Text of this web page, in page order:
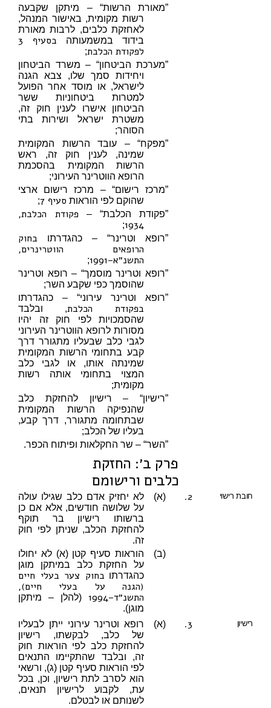
”מאורת הרשות“ – מיתקן שקבעה
רשות מקומית, באישור המנהל,
לאחזקת כלבים, לרבות מאורת
בידוד במשמעותה
בסעיף 3
לפקודת הכלבת;
”מערכת הביטחון“ – משרד הביטחון
ויחידות סמך שלו, צבא הגנה
לישראל, או מוסד אחר הפועל
למטרות ביטחוניות ששר
הביטחון אישרו לענין חוק זה,
משטרת ישראל ושירות בתי
הסוהר;
”מפקח“ – עובד הרשות המקומית
שמינה, לענין חוק זה, ראש
הרשות המקומית בהסכמת
הרופא הווטרינר העירוני;
”מרכז רישום“ – מרכז רישום ארצי
שהוקם לפי הוראות סעיף 7
;
”פקודת הכלבת“ – פקודת הכלבת,
1934
;
”רופא וטרינר“ – כהגדרתו בחוק
הרופאים הווטרינרים,
התשנ״א–1991
;
”רופא וטרינר מוסמך“ – רופא וטרינר
שהוסמך כפי שקבע השר;
”רופא וטרינר עירוני“ – כהגדרתו
בפקודת הכלבת, ובלבד
שהסמכויות לפי חוק זה יהיו
מסורות לרופא הווטרינר העירוני
לגבי כלב שבעליו מתגורר דרך
קבע בתחומי הרשות המקומית
שמינתה אותו, או לגבי כלב
המצוי בתחומי אותה רשות
מקומית;
”רישיון“ – רישיון להחזקת כלב
שהנפיקה הרשות המקומית
שבתחומה מתגורר, דרך קבע,
בעליו של הכלב;
”השר“ – שר החקלאות ופיתוח הכפר.
פרק ב׳: החזקת
כלבים ורישומם
2. חובת רישוי (א)
לא יחזיק אדם כלב שגילו עולה
על שלושה חודשים, אלא אם כן
ברשותו רישיון בר תוקף
להחזקת הכלב, שניתן לפי חוק
זה.
(ב)
הוראות סעיף קטן (א) לא יחולו
על החזקת כלב במיתקן מוגן
כהגדרתו בחוק צער בעלי חיים
(הגנה על בעלי חיים),
התשנ״ד–1994
(להלן – מיתקן
מוגן).
3. רישיון (א)
רופא וטרינר עירוני ייתן לבעליו
של כלב, לבקשתו, רישיון
להחזקת כלב לפי הוראות חוק
זה, ובלבד שהתקיימו התנאים
לפי הוראות סעיף קטן (ג), ורשאי
הוא לסרב לתת רישיון, וכן, בכל
עת, לקבוע לרישיון תנאים,
לשנותם או לבטלם.